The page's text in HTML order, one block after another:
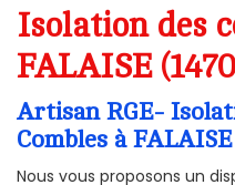
Isolation des
FALAISE
Artisan RGE-
Combles à
Nous vous proposons un